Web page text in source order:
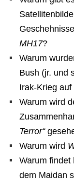
MH17?
Warum
Bush (jr. und
Irak-Krieg
Warum wird
Terror“
Warum wird
Warum findet
dem Maidan